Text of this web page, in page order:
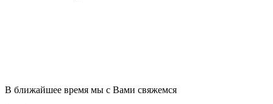
В ближайшее время мы с Вами свяжемся